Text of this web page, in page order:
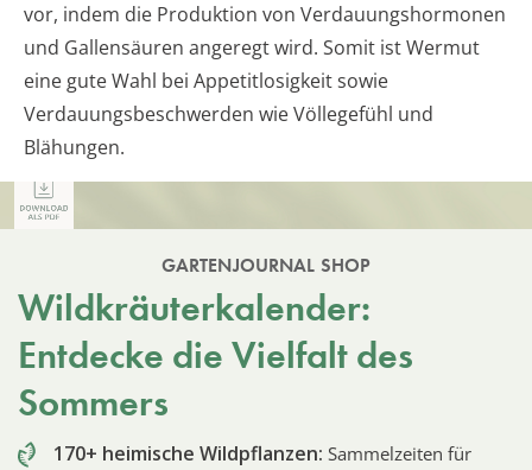
vor, indem die Produktion von Verdauungshormonen
und Gallensäuren angeregt wird. Somit ist Wermut
eine gute Wahl bei Appetitlosigkeit sowie
Verdauungsbeschwerden wie Völlegefühl und
Blähungen.
GARTENJOURNAL SHOP
Wildkräuterkalender:
Entdecke die Vielfalt des
Sommers
170+ heimische Wildpflanzen: Sammelzeiten für